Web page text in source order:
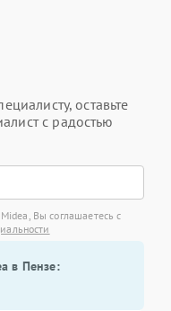
оставьте
с радостью
Вы соглашаетесь с
в Пензе: